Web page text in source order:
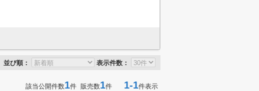
並び順： 表示件数：
該当公開件数1件 販売数1件 1-1件表示